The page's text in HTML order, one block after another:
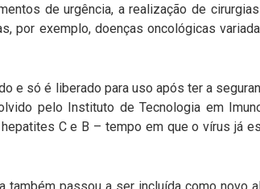
de urgência, a realização de
por exemplo, doenças oncológicas
e só é liberado para uso após ter a
pelo Instituto de Tecnologia em
C e B – tempo em que o vírus já